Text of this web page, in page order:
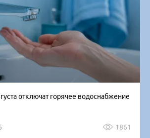
отключат горячее водоснабжение
1861